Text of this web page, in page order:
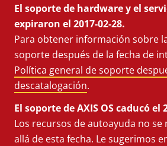
El soporte de hardware y el
expiraron el 2017-02-28.
Para obtener información sobre
soporte después de la fecha de
Política general de soporte
descatalogación.
El soporte de AXIS OS caducó el
Los recursos de autoayuda no
allá de esta fecha. Le sugerimos